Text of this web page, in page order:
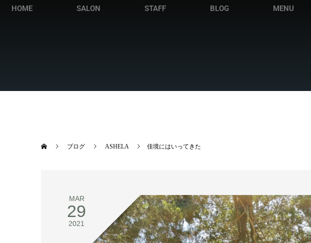
HOME SALON STAFF BLOG MENU
ブログ ASHELA 佳境にはいってきた
MAR
29
2021